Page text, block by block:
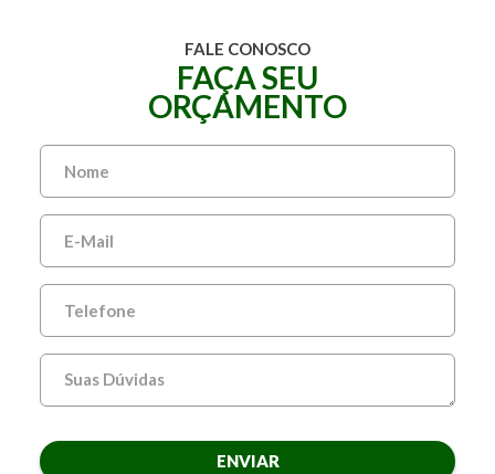
FALE CONOSCO
FAÇA SEU
ORÇAMENTO
ENVIAR